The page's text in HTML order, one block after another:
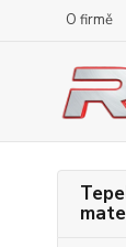
O firmě